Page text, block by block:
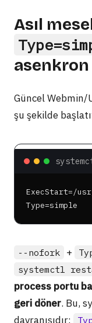
Asıl
asenkron
Güncel
şu şekilde
ExecStart=/
Type=simple
--nofork +
systemctl
process portu
geri döner. Bu,
davranışıdır: